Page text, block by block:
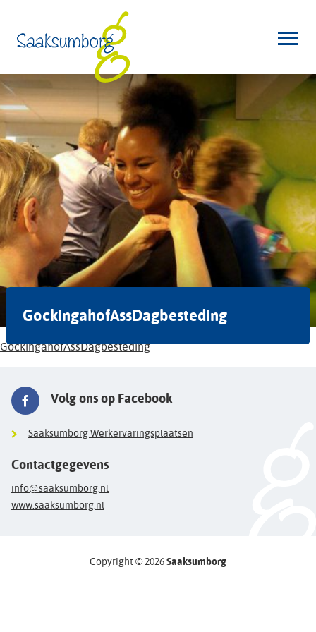
GockingahofAssDagbesteding
GockingahofAssDagbesteding
Volg ons op Facebook
Saaksumborg Werkervaringsplaatsen
Contactgegevens
info@saaksumborg.nl
www.saaksumborg.nl
Copyright © 2026Saaksumborg